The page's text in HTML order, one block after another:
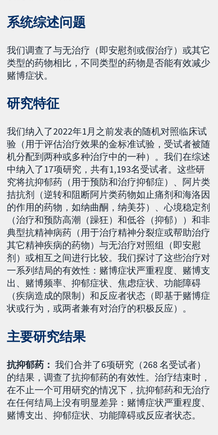
系统综述问题
我们调查了与无治疗（即安慰剂或假治疗）或其它
类型的药物相比，不同类型的药物是否能有效减少
赌博症状。
研究特征
我们纳入了2022年1月之前发表的随机对照临床试
验（用于评估治疗效果的金标准试验，受试者被随
机分配到两种或多种治疗中的一种）。我们在综述
中纳入了17项研究，共有1,193名受试者。这些研
究将抗抑郁药（用于预防和治疗抑郁症）、阿片类
拮抗剂（逆转和阻断阿片类药物如止痛剂和海洛因
的作用的药物，如纳曲酮，纳美芬）、心境稳定剂
（治疗和预防高潮（躁狂）和低谷（抑郁））和非
典型抗精神病药（用于治疗精神分裂症或帮助治疗
其它精神疾病的药物）与无治疗对照组（即安慰
剂）或相互之间进行比较。我们探讨了这些治疗对
一系列结局的有效性：赌博症状严重程度、赌博支
出、赌博频率、抑郁症状、焦虑症状、功能障碍
（疾病造成的限制）和反应者状态（即基于赌博症
状或行为，或两者兼有对治疗的积极反应）。
主要研究结果
抗抑郁药：我们合并了6项研究（268 名受试者）
的结果，调查了抗抑郁药的有效性。治疗结束时，
在不止一个可用研究的情况下，抗抑郁药和无治疗
在任何结局上没有明显差异：赌博症状严重程度、
赌博支出、抑郁症状、功能障碍或反应者状态。